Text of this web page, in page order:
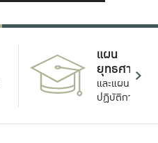
แผน
ยุทธศาสตร์
และแผน
ปฏิบัติการ